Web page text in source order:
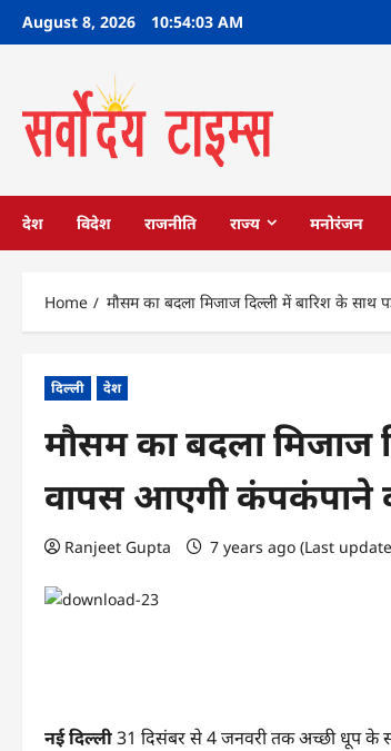
SkipAugust 8, 2026 10:54:04 AM
देश विदेश राजनीति राज्य मनोरंजन
Home मौसम का बदला मिजाज दिल्ली में बारिश के
दिल्ली देश
मौसम का बदला
वापस आएगी कंपकंपाने
Ranjeet Gupta 7 years ago (Last
नई दिल्ली31 दिसंबर से 4 जनवरी तक अच्छी धूप के